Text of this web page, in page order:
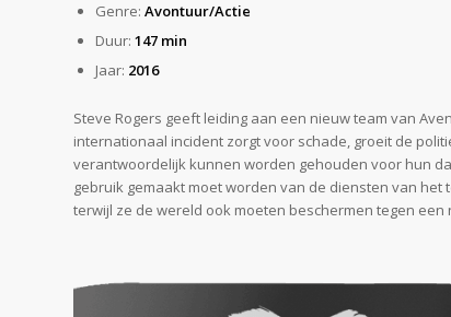
Genre: Avontuur/Actie
Duur: 147 min
Jaar: 2016
Steve Rogers geeft leiding aan een nieuw team van
internationaal incident zorgt voor schade, groeit de
verantwoordelijk kunnen worden gehouden voor hun
gebruik gemaakt moet worden van de diensten van
terwijl ze de wereld ook moeten beschermen tegen